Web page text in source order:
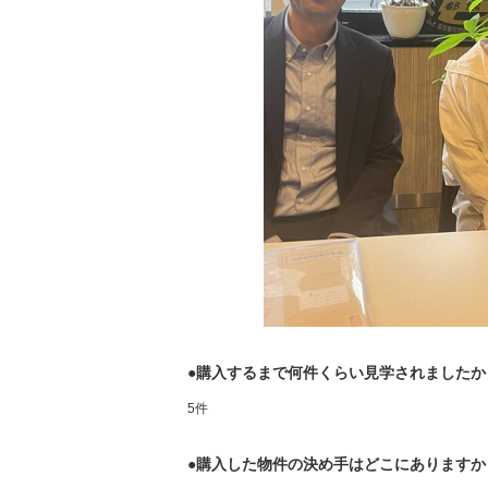
●購入するまで何件くらい見学されました
5件
●購入した物件の決め手はどこにあります